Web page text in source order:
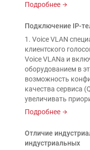
Подробнее
Подключение IP-
1. Voice VLAN
клиентского
Voice VLANа и
оборудованием в
возможность
качества сервиса
увеличивать
Подробнее
Отличие
индустриальных